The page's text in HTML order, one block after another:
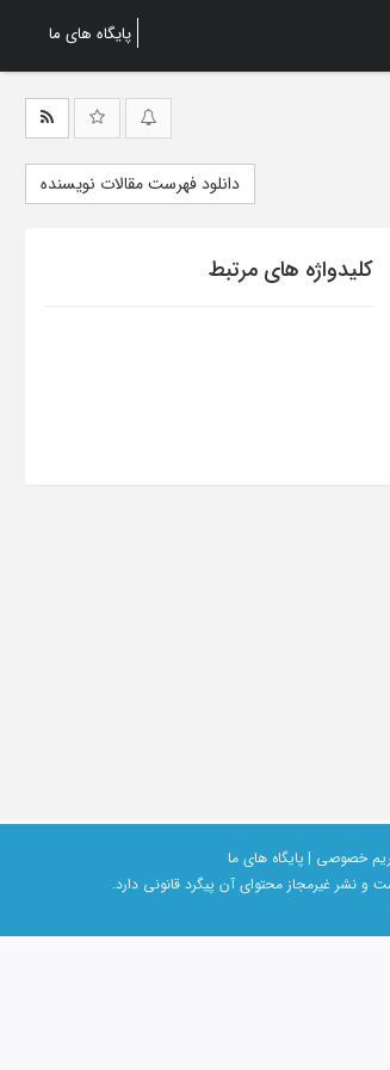
پایگاه های ما
دانلود فهرست مقالات نویسنده
کلیدواژه های مرتبط
خصوصی | پایگاه های ما
و نشر غیرمجاز محتوای آن پیگرد قانونی دارد.